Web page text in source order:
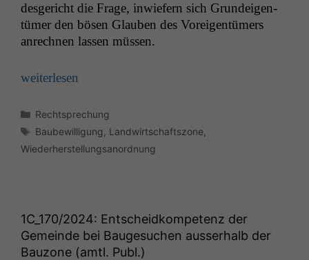
des­gericht die Frage, inwiefern sich Grun­deigen­
tümer den bösen Glauben des Vor­eigen­tümers
anrech­nen lassen müssen.
weit­er­lesen
Kategorien
Rechtsprechung
Schlagwörter
Baubewilligung Landwirtschaftszone
Wiederherstellungsanordnung
1C_170/2024: Entscheidkompetenz der
Gemeinde bei Baugesuchen ausserhalb der
Bauzone (amtl. Publ.)